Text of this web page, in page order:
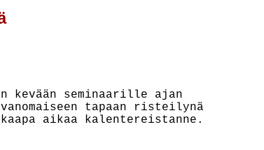
seminaarille ajan
tapaan risteilynä
aikaa kalentereistanne.